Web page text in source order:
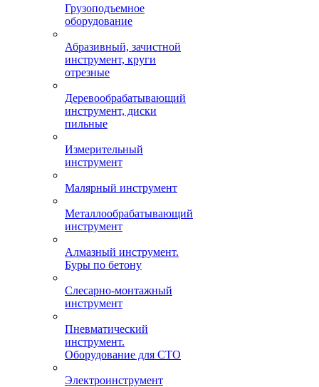
Грузоподъемное
оборудование
Абразивный, зачистной
инструмент, круги
отрезные
Деревообрабатывающий
инструмент, диски
пильные
Измерительный
инструмент
Малярный инструмент
Металлообрабатывающий
инструмент
Алмазный инструмент.
Буры по бетону
Слесарно-монтажный
инструмент
Пневматический
инструмент.
Оборудование для СТО
Электроинструмент